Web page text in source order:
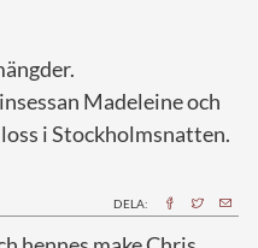
Madeleine och
i Stockholmsnatten.
DELA: